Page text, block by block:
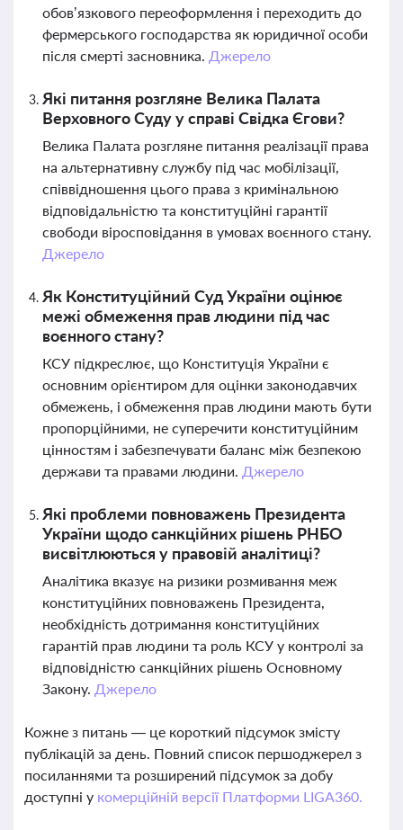
обов’язкового переоформлення і переходить до
фермерського господарства як юридичної особи
після смерті засновника. Джерело
Які питання розгляне Велика Палата
Верховного Суду у справі Свідка Єгови?
Велика Палата розгляне питання реалізації права
на альтернативну службу під час мобілізації,
співвідношення цього права з кримінальною
відповідальністю та конституційні гарантії
свободи віросповідання в умовах воєнного стану.
Джерело
Як Конституційний Суд України оцінює
межі обмеження прав людини під час
воєнного стану?
КСУ підкреслює, що Конституція України є
основним орієнтиром для оцінки законодавчих
обмежень, і обмеження прав людини мають бути
пропорційними, не суперечити конституційним
цінностям і забезпечувати баланс між безпекою
держави та правами людини. Джерело
Які проблеми повноважень Президента
України щодо санкційних рішень РНБО
висвітлюються у правовій аналітиці?
Аналітика вказує на ризики розмивання меж
конституційних повноважень Президента,
необхідність дотримання конституційних
гарантій прав людини та роль КСУ у контролі за
відповідністю санкційних рішень Основному
Закону. Джерело
Кожне з питань — це короткий підсумок змісту
публікацій за день. Повний список першоджерел з
посиланнями та розширений підсумок за добу
доступні у комерційній версії Платформи LIGA360.